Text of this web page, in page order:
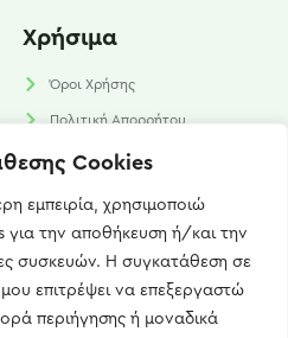
Cookies
εμπειρία, χρησιμοποιώ
για την αποθήκευση ή/και την
συσκευών. Η συγκατάθεση σε
επιτρέψει να επεξεργαστώ
περιήγησης ή μοναδικά
Χρήσιμα
Όροι Χρήσης
Πολιτική Απορρήτου
Πολιτική Cookies​